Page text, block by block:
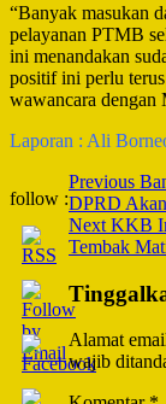
“Banyak masukan
pelayanan PTMB
ini menandakan
positif ini perlu
wawancara dengan
Laporan : Ali
follow :
Post
Navigation
Previous
DPRD
Next KKB
Tembak
Alamat
wajib